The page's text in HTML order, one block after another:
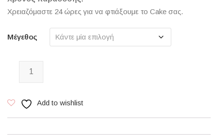
Χρειαζόμαστε 24 ώρες για να φτιάξουμε το Cake σας.
Μέγεθος
Κέικ Κάστανο ποσότητα
Add to wishlist